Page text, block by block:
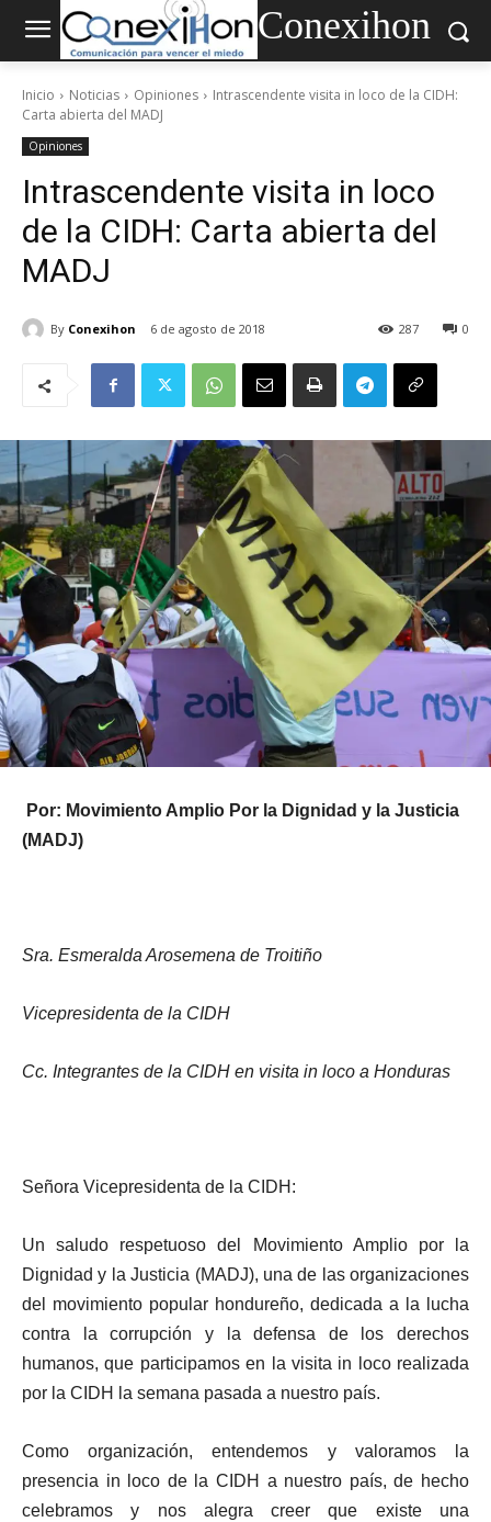
Conexihon
Inicio Noticias Opiniones
Intrascendente visita in loco de la CIDH:
Carta abierta del MADJ
Opiniones
Intrascendente visita in loco
de la CIDH: Carta abierta del
MADJ
By Conexihon 6 de agosto de 2018 0
287
Por: Movimiento Amplio Por la Dignidad y la Justicia
(MADJ)
Sra. Esmeralda Arosemena de Troitiño
Vicepresidenta de la CIDH
Cc. Integrantes de la CIDH en visita in loco a Honduras
Señora Vicepresidenta de la CIDH:
Un saludo respetuoso del Movimiento Amplio por la
Dignidad y la Justicia (MADJ), una de las organizaciones
del movimiento popular hondureño, dedicada a la lucha
contra la corrupción y la defensa de los derechos
humanos, que participamos en la visita in loco realizada
por la CIDH la semana pasada a nuestro país.
Como organización, entendemos y valoramos la
presencia in loco de la CIDH a nuestro país, de hecho
celebramos y nos alegra creer que existe una